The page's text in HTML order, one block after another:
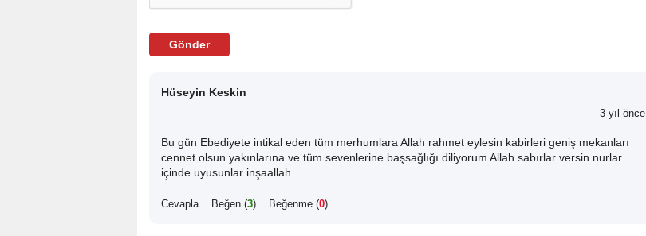
Gönder
Hüseyin Keskin
3 yıl önce
Bu gün Ebediyete intikal eden tüm merhumlara Allah rahmet eylesin kabirleri geniş mekanları
cennet olsun yakınlarına ve tüm sevenlerine başsağlığı diliyorum Allah sabırlar versin nurlar
içinde uyusunlar inşaallah
Cevapla Beğen (3) Beğenme (0)